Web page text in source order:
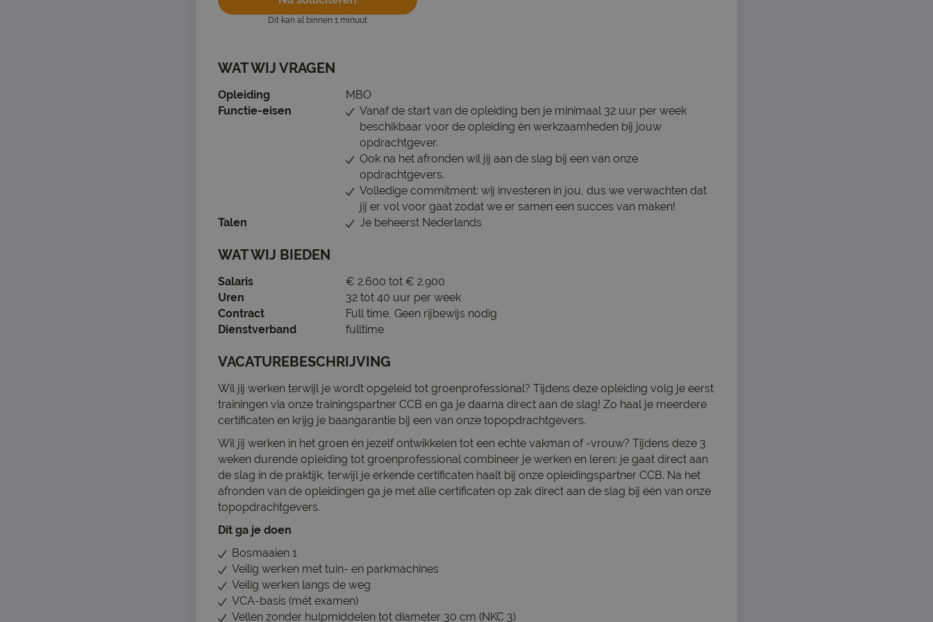
Dit kan al binnen 1 minuut
WAT WIJ VRAGEN
Opleiding
MBO
Functie-eisen
Vanaf de start van de opleiding ben je minimaal 32 uur per week
beschikbaar voor de opleiding én werkzaamheden bij jouw
opdrachtgever.
Ook na het afronden wil jij aan de slag bij een van onze
opdrachtgevers.
Volledige commitment: wij investeren in jou, dus we verwachten dat
jij er vol voor gaat zodat we er samen een succes van maken!
Talen
Je beheerst Nederlands
WAT WIJ BIEDEN
Salaris
€ 2.600 tot € 2.900
Uren
32 tot 40 uur per week
Contract
Full time, Geen rijbewijs nodig
Dienstverband
fulltime
VACATUREBESCHRIJVING
Wil jij werken terwijl je wordt opgeleid tot groenprofessional? Tijdens deze opleiding volg je eerst
trainingen via onze trainingspartner CCB en ga je daarna direct aan de slag! Zo haal je meerdere
certificaten en krijg je baangarantie bij een van onze topopdrachtgevers.
Wil jij werken in het groen én jezelf ontwikkelen tot een echte vakman of -vrouw? Tijdens deze 3
weken durende opleiding tot groenprofessional combineer je werken en leren: je gaat direct aan
de slag in de praktijk, terwijl je erkende certificaten haalt bij onze opleidingspartner CCB. Na het
afronden van de opleidingen ga je met alle certificaten op zak direct aan de slag bij één van onze
topopdrachtgevers.
Dit ga je doen
Bosmaaien 1
Veilig werken met tuin- en parkmachines
Veilig werken langs de weg
VCA-basis (mét examen)
Vellen zonder hulpmiddelen tot diameter 30 cm (NKC 3)